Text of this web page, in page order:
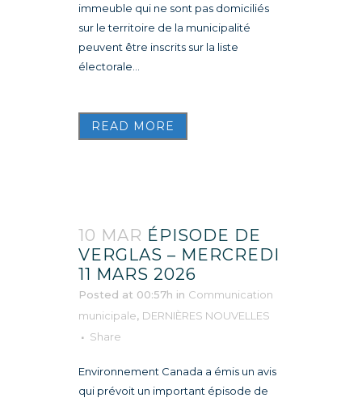
immeuble qui ne sont pas domiciliés
sur le territoire de la municipalité
peuvent être inscrits sur la liste
électorale...
READ MORE
10 MAR ÉPISODE DE
VERGLAS – MERCREDI
11 MARS 2026
Posted at 00:57h in Communication
municipale, DERNIÈRES NOUVELLES
Share
Environnement Canada a émis un avis
qui prévoit un important épisode de